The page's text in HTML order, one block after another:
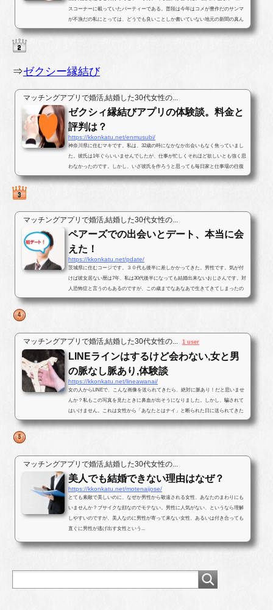
スコーナーに載っていたパーティーである。普段は今年はコメが豊作だのサンマ
が不漁だの私にとっては、どうでも良いことしか書いていない地元の新聞の真ん
中ほどのページに婚活パー...
⇒ゼクシー縁結び
マッチングアプリで婚活,結婚した30代女性の...
ゼクシィ縁結びアプリの体験談。料金と
評判は？
https://kkonkatu.net/enmusubi/
神奈川県に住むマキです。私は、32歳の時になかなか出会いもなく焦っていまし
た。彼氏は1年ぐらいいませんでしたが、仕事が忙しくそれほど欲しいとも強く思
わなかったのです。しかし、いざ彼氏を作ろうと思っても毎日家と仕事場の往復
ばかりで出会いがなかったのです...
マッチングアプリで婚活,結婚した30代女性の...
ペアーズでの出会いとデート、本当に会
えた！
https://kkonkatu.net/pdate/
茨城県に住むコージです。３０代も後半に差しかかってきた。男性です。気が付
けば彼女居ない暦は7年、私は30代後半になっても結婚出来ないおじさんです。対
人恐怖症と言うのもあるのですが、この歳までなあなあで生きてきてしまったの
で、そろそろ･･･と思いパートナ...
マッチングアプリで婚活,結婚した30代女性の... 1 user
LINEラインはするけど会わない,女と男
の脈なし脈あり,体験談
https://kkonkatu.net/lineawanai/
女の人からLINEで、こんな画像を送られてきたら、絶対に脈あり！だと思いませ
んか？私もこの写真を見たときに鼻血が出そうになりました。しかし、騙されて
はいけません。これは女性から「あなたとはナイ」と断られた日に送られてきた
写真です。最後まで結末を読んで...
マッチングアプリで婚活,結婚した30代女性の...
美人でも結婚できない理由はなぜ？
https://kkonkatu.net/motenaijose/
とても素敵で美しいのに、なぜか男性から敬遠される女性、あなたのまわりにも
いませんか？ブサイクな顔なのでモテない。男性に人気がない、というなら理解
しやすいのですが、美人なのに男性が寄って来ない女性、あるいは付き合っても
直ぐに男性が逃げ出す女性という...